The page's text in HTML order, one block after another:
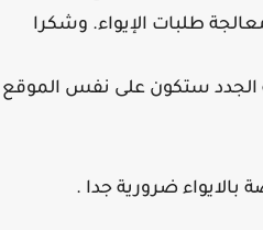
الجدد ستكون على نفس الموقع
ضرورية جدا .